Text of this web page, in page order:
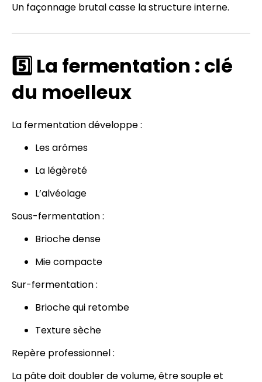
Un façonnage brutal casse la structure interne.
5️⃣ La fermentation : clé
du moelleux
La fermentation développe :
Les arômes
La légèreté
L’alvéolage
Sous-fermentation :
Brioche dense
Mie compacte
Sur-fermentation :
Brioche qui retombe
Texture sèche
Repère professionnel :
La pâte doit doubler de volume, être souple et